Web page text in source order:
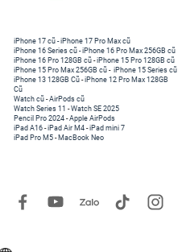
iPhone 17 cũ -iPhone 17 Pro Max cũ
iPhone 16 Series cũ - iPhone 16 Pro Max 256GB cũ
iPhone 16 Pro 128GB cũ -iPhone 15 Pro 128GB cũ
iPhone 15 Pro Max 256GB cũ - iPhone 15 Series cũ
iPhone 13 128GB Cũ -iPhone 12 Pro Max 128GB
Cũ
Watch cũ -AirPods cũ
Watch Series 11 -Watch SE 2025
Pencil Pro 2024 -Apple AirPods
iPad A16 -iPad Air M4 -iPad mini 7
iPad Pro M5 - MacBook Neo